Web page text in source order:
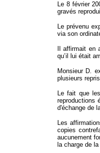
Le 8 février
gravés
Le prévenu
via son
Il affirmait en
qu’il lui était
Monsieur D.
plusieurs
Le fait que
reproductions
d'échange de
Les
copies
aucunement
la charge de